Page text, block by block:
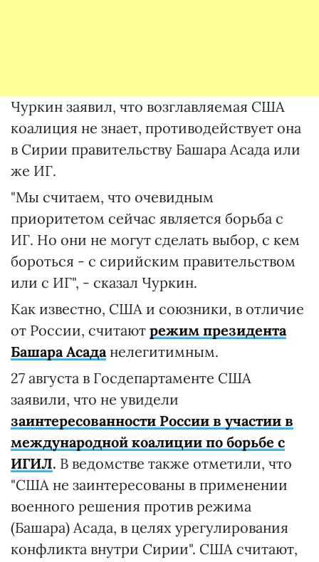
Чуркин заявил, что возглавляемая США
коалиция не знает, противодействует она
в Сирии правительству Башара Асада или
же ИГ.
"Мы считаем, что очевидным
приоритетом сейчас является борьба с
ИГ. Но они не могут сделать выбор, с кем
бороться - с сирийским правительством
или с ИГ", - сказал Чуркин.
Как известно, США и союзники, в отличие
от России, считают режим президента
Башара Асаданелегитимным.
27 августа в Госдепартаменте США
заявили, что не увидели
заинтересованности России в участии в
международной коалиции по борьбе с
ИГИЛ. В ведомстве также отметили, что
"США не заинтересованы в применении
военного решения против режима
(Башара) Асада, в целях урегулирования
конфликта внутри Сирии". США считают,